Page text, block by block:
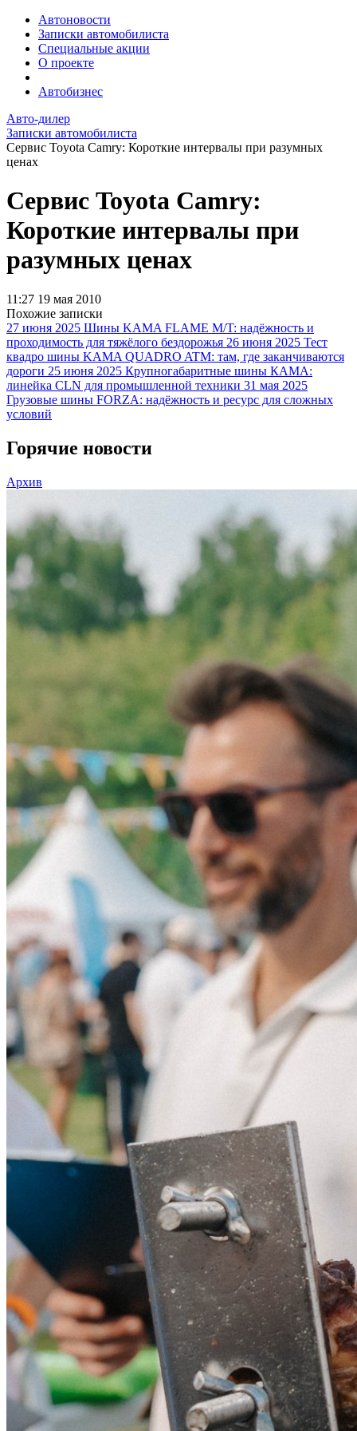
Автоновости
Записки автомобилиста
Специальные акции
О проекте
Автобизнес
Авто-дилер
Записки автомобилиста
Сервис Toyota Camry: Короткие интервалы при разумных
ценах
Сервис Toyota Camry:
Короткие интервалы при
разумных ценах
11:27 19 мая 2010
Похожие записки
27 июня 2025 Шины KAMA FLAME M/T: надёжность и
проходимость для тяжёлого бездорожья 26 июня 2025 Тест
квадро шины KAMA QUADRO ATM: там, где заканчиваются
дороги 25 июня 2025 Крупногабаритные шины КАМА:
линейка CLN для промышленной техники 31 мая 2025
Грузовые шины FORZA: надёжность и ресурс для сложных
условий
Горячие новости
Архив